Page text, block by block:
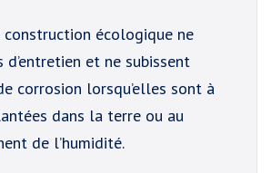
construction écologique ne
d’entretien et ne subissent
corrosion lorsqu’elles sont à
dans la terre ou au
de l’humidité.